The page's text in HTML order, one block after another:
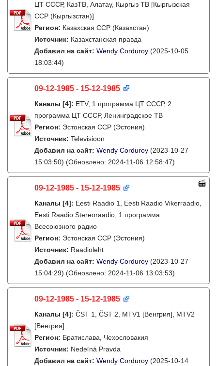
ЦТ СССР, КазТВ, Алатау, Кыргыз ТВ [Кыргызская
ССР (Кыргызстан)]
Регион: Казахская ССР (Казахстан)
Источник: Казахстанская правда
Добавил на сайт: Wendy Corduroy (2025-10-05
18:03:44)
09-12-1985 - 15-12-1985
Каналы [4]: ETV, 1 программа ЦТ СССР, 2
программа ЦТ СССР, Ленинградское ТВ
Регион: Эстонская ССР (Эстония)
Источник: Televisioon
Добавил на сайт: Wendy Corduroy (2023-10-27
15:03:50) (Обновлено: 2024-11-06 12:58:47)
09-12-1985 - 15-12-1985
Каналы [4]: Eesti Raadio 1, Eesti Raadio Vikerraadio,
Eesti Raadio Stereoraadio, 1 программа
Всесоюзного радио
Регион: Эстонская ССР (Эстония)
Источник: Raadioleht
Добавил на сайт: Wendy Corduroy (2023-10-27
15:04:29) (Обновлено: 2024-11-06 13:03:53)
09-12-1985 - 15-12-1985
Каналы [4]: ČST 1, ČST 2, MTV1 [Венгрия], MTV2
[Венгрия]
Регион: Братислава, Чехословакия
Источник: Nedeľná Pravda
Добавил на сайт: Wendy Corduroy (2025-10-14